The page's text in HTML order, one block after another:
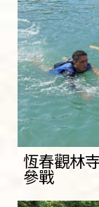
恆春觀林
參戰